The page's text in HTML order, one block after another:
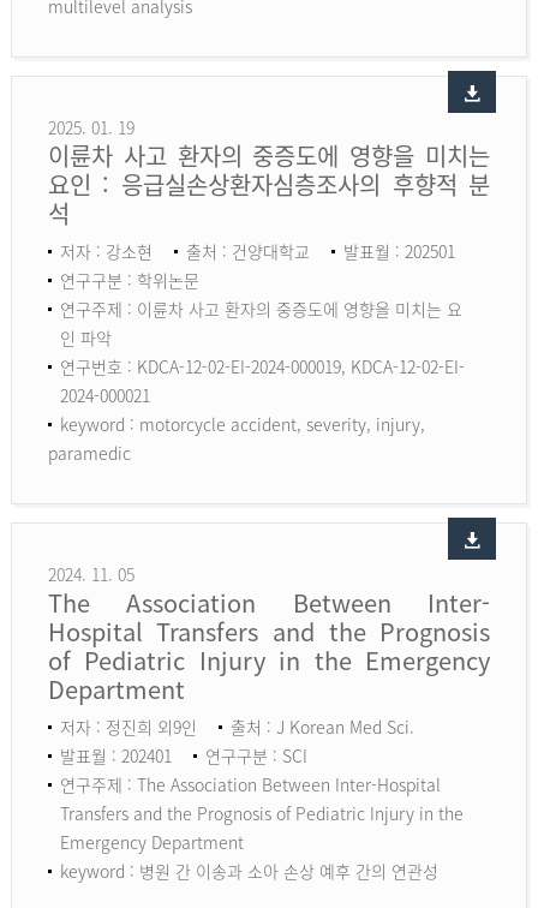
multilevel analysis
2025. 01. 19
이륜차 사고 환자의 중증도에 영향을 미치는
요인 : 응급실손상환자심층조사의 후향적 분
석
저자 : 강소현 출처 : 건양대학교
발표월 : 202501
연구구분 : 학위논문
연구주제 : 이륜차 사고 환자의 중증도에 영향을 미치는 요
인 파악
연구번호 : KDCA-12-02-EI-2024-000019, KDCA-12-02-EI-
2024-000021
keyword : motorcycle accident, severity, injury,
paramedic
2024. 11. 05
The Association Between Inter-
Hospital Transfers and the Prognosis
of Pediatric Injury in the Emergency
Department
저자 : 정진희 외9인
출처 : J Korean Med Sci.
발표월 : 202401
연구구분 : SCI
연구주제 : The Association Between Inter-Hospital
Transfers and the Prognosis of Pediatric Injury in the
Emergency Department
keyword : 병원 간 이송과 소아 손상 예후 간의 연관성